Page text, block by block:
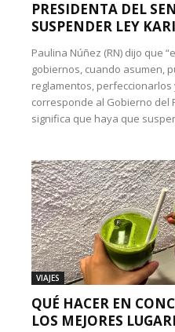
PRESIDENTA DEL
SUSPENDER LEY
Paulina Núñez (RN) dijo que
gobiernos, cuando asumen,
reglamentos,
corresponde al Gobierno del
significa que haya que
VIAJES
QUÉ HACER EN
LOS MEJORES